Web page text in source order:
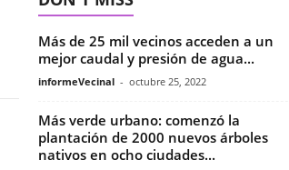
Más de 25 mil vecinos acceden a un
mejor caudal y presión de agua...
informeVecinal - octubre 25, 2022
Más verde urbano: comenzó la
plantación de 2000 nuevos árboles
nativos en ocho ciudades...